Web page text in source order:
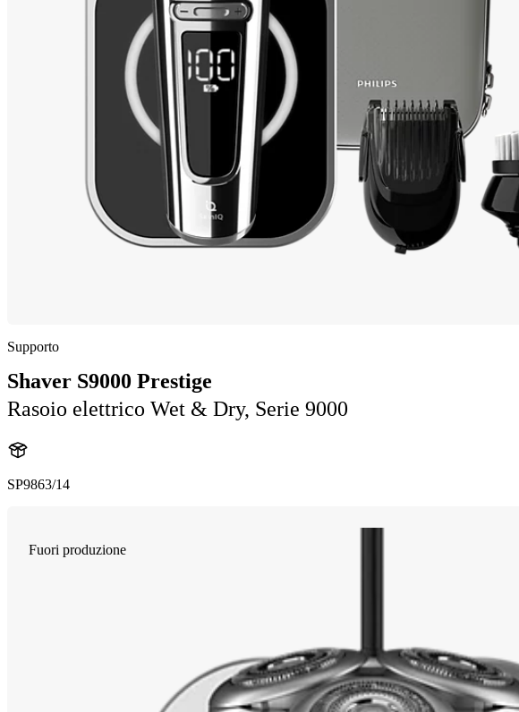
Supporto
Shaver S9000 Prestige
Rasoio elettrico Wet & Dry, Serie 9000
SP9863/14
Fuori produzione